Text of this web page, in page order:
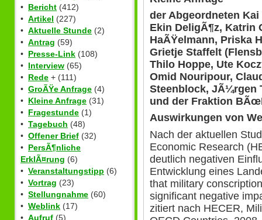
• Bericht (412)
• Artikel (227)
• Aktuelle Stunde (2)
• Antrag (59)
• Presse-Link (108)
• Interview (65)
• Rede + (111)
• GroÃŸe Anfrage (4)
• Kleine Anfrage (31)
• Fragestunde (1)
• Tagebuch (48)
• Offener Brief (32)
• PersÃ¶nliche
ErklÃ¤rung (6)
• Veranstaltungstipp (6)
• Vortrag (23)
• Stellungnahme (60)
• Weblink (17)
• Aufruf (5)
der Abgeordneten
Ekin DeligÃ¶z, Katrin
HaÃŸelmann, Priska
Grietje Staffelt
Thilo Hoppe, Ute
Omid Nouripour,
Steenblock, JÃ¼rgen
und der Fraktion
Auswirkungen von
Nach der aktuellen
Economic Research
deutlich negativen
Entwicklung eines
that military
significant negative
zitiert nach HECER,